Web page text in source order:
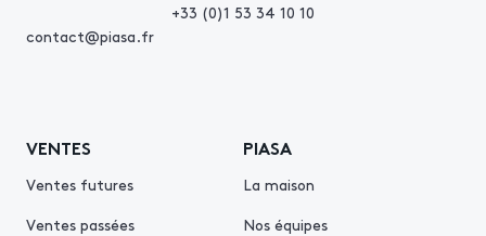
+33 (0)1 53 34 10 10
contact@piasa.fr
VENTES
Ventes futures
Ventes passées
PIASA
La maison
Nos équipes